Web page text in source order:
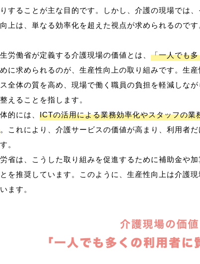
することが主な目的です。しかし、介護の現場では
上は、単なる効率化を超えた視点が求められるのです
労働省が定義する介護現場の価値とは、 「一人でも
に求められるのが、生産性向上の取り組みです。生
全体の質を高め、現場で働く職員の負担を軽減しな
えることを指します。
的には、 ICTの活用による業務効率化やスタッフの
。これにより、介護サービスの価値が高まり、利用者
。
省は、こうした取り組みを促進するために補助金や
を推奨しています。このように、生産性向上は介護